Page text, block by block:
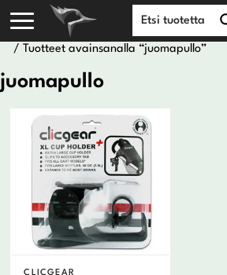
/ Tuotteet avainsanalla “juomapullo”
juomapullo
CLICGEAR